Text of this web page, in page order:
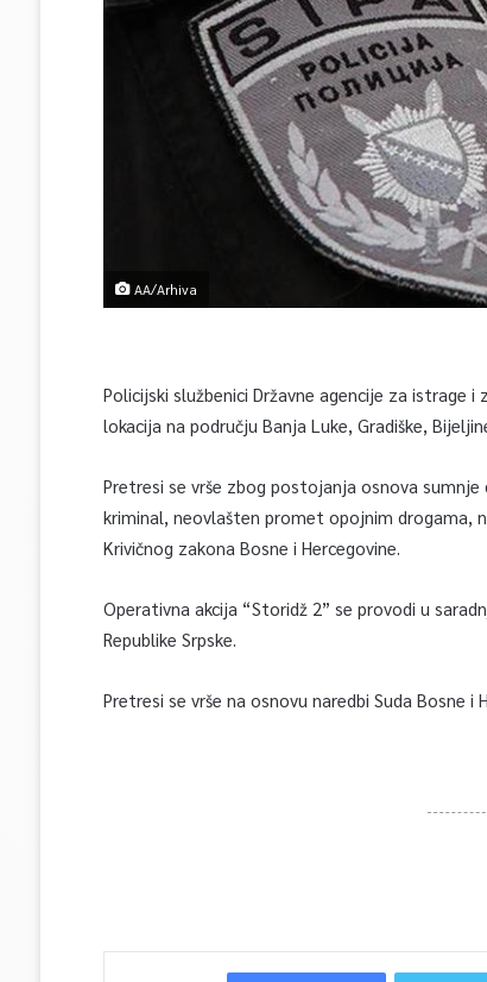
AA/Arhiva
Policijski službenici Državne agencije za istrage
lokacija na području Banja Luke, Gradiške,
Pretresi se vrše zbog postojanja osnova
kriminal, neovlašten promet opojnim drogama,
Krivičnog zakona Bosne i Hercegovine.
Operativna akcija “Storidž 2” se provodi u
Republike Srpske.
Pretresi se vrše na osnovu naredbi Suda Bosne